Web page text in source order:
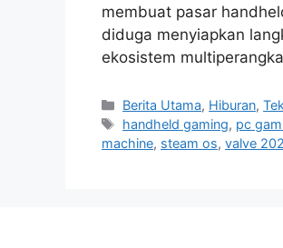
membuat pasar
diduga menyiapkan
ekosistem
C
a
t
Berita Utama, Hiburan,
T
a
handheld gaming, pc
machine, steam os, valve